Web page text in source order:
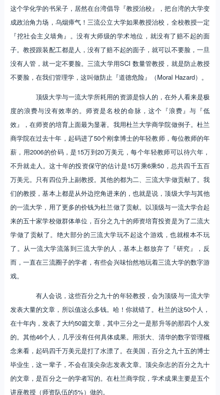
这个学化学的书呆子，居然在台湾倡导『教授治校』，把台湾的大学变
成政治角力场，乌烟瘴气！三流公立大学如果教授治校，全校教授一定
『挖社会主义墙角』。没有大师级的学术地位，就没有了赔不起的面
子。教授跟装配工都是人，没有了赔不起的面子，就可以不要脸，一旦
没有人管，就一定不要脸。三流大学用SCI 数量管教授，就是防止教授
不要脸，在我们管理学，这叫做防止『道德危险』（Moral Hazard）。
顶级大学与一流大学所耗用的资源是惊人的，在外人看来是极
度的浪费与没有效率的。师资是名校的命脉，这个『浪费』与『低
效』，在师资的培育上面最为显著。我用杜兰大学商学院做例子。杜兰
商学院在过去十年，起码进了50个刚拿博士的年轻教师，每位教师的年
薪，用2006的价码，是15万到20万美元，每个年轻教师可以待六年，
不升就走人。这十年的投资保守的估计是15万乘6乘50，总共四千五百
万美元。只有四位升上副教授。其他的都为二、三流大学做贡献了。我
们的教授，基本上都是从外边挖角进来的，也就是说，顶级大学与其他
的一流大学，用了更多的价钱为杜兰做了贡献。以顶级与一流大学合起
来的五十家学校做群体单位，百分之九十的师资培育投资是为了二流大
学做了贡献了。绝大部分的三流大学玩不起这个游戏，也就根本不玩
了。从一流大学流落到三流大学的人，基本上都放弃了『研究』，反
而，一直在三流圈子的学者，有些会兴味怡然地玩着三流大学的数字游
戏。
有人会说，这些百分之九十的年轻教授，会为顶级与一流大学
发表大量的文章，所以值这么多钱。哈！你就错了。杜兰的这50个人，
在十年内，发表了大约50篇文章，其中三分之一是那升等的那四个人发
的。其他46个人，几乎没有任何具体成果。用浙大、清华的数字管理概
念来看，起码四千万美元是打了水漂了。在美国，百分之九十五的博士
毕业生，这一辈子，不会在顶尖杂志发表文章。顶尖杂志的百分之九十
的文章，是百分之一的学者写的。在杜兰商学院，学术成果主要是五个
讲座教授（师资队伍的5%）做的。